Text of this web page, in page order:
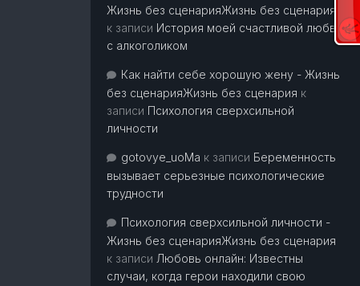
Жизнь без сценарияЖизнь без сценария
к записи История моей счастливой любви
с алкоголиком
Как найти себе хорошую жену - Жизнь
без сценарияЖизнь без сценария к
записи Психология сверхсильной
личности
gotovye_uoMa к записи Беременность
вызывает серьезные психологические
трудности
Психология сверхсильной личности -
Жизнь без сценарияЖизнь без сценария
к записи Любовь онлайн: Известны
случаи, когда герои находили свою